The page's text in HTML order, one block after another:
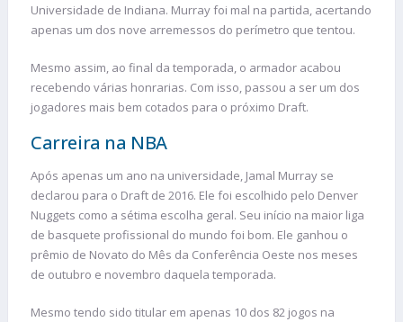
Universidade de Indiana. Murray foi mal na partida, acertando
apenas um dos nove arremessos do perímetro que tentou.
Mesmo assim, ao final da temporada, o armador acabou
recebendo várias honrarias. Com isso, passou a ser um dos
jogadores mais bem cotados para o próximo Draft.
Carreira na NBA
Após apenas um ano na universidade, Jamal Murray se
declarou para o Draft de 2016. Ele foi escolhido pelo Denver
Nuggets como a sétima escolha geral. Seu início na maior liga
de basquete profissional do mundo foi bom. Ele ganhou o
prêmio de Novato do Mês da Conferência Oeste nos meses
de outubro e novembro daquela temporada.
Mesmo tendo sido titular em apenas 10 dos 82 jogos na